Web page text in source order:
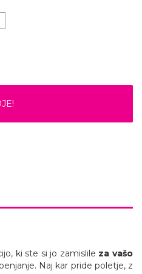
ki ste si jo zamislile za vašo
Naj kar pride poletje, z